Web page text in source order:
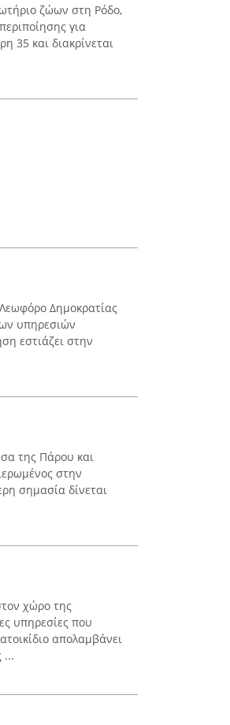
ζώων στη Ρόδο,
για
35 και διακρίνεται
Δημοκρατίας
υπηρεσιών
εστιάζει στην
της Πάρου και
στην
σημασία δίνεται
χώρο της
υπηρεσίες που
απολαμβάνει
...